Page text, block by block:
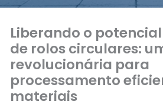
Liberando o
de rolos circulares:
revolucionária para
processamento
materiais